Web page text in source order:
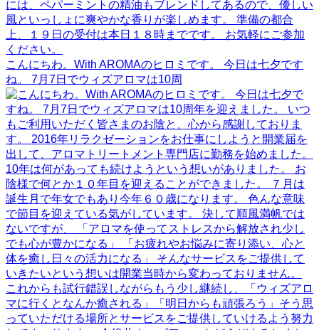
こんにちわ。With AROMAのヒロミです。 今日は七夕です
ね。 7月7日でウィズアロマは10周